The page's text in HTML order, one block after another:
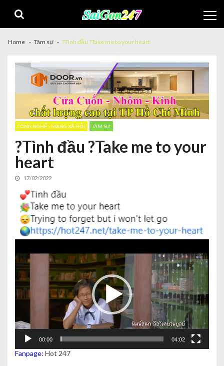
Home Tâm sự ?Tình đầu ?Take me to your heart
CÔNG NGHỆ - MẠNG XÃ HỘI TÂM SỰ
?Tình đầu ?Take me to your
heart
17/02/2022
chơi
Video
00:00 04:02
Fanpage: Hot 247